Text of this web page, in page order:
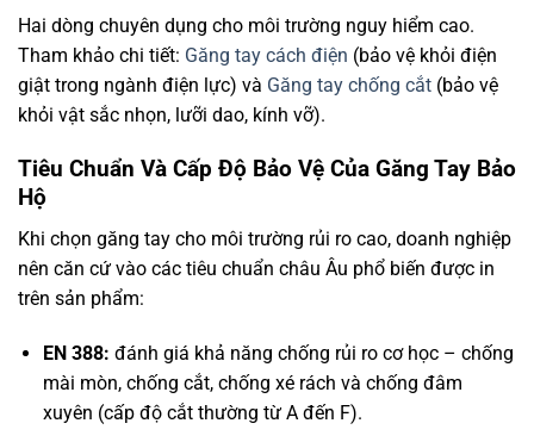
Hai dòng chuyên dụng cho môi trường nguy hiểm cao.
Tham khảo chi tiết: Găng tay cách điện (bảo vệ khỏi điện
giật trong ngành điện lực) và Găng tay chống cắt (bảo vệ
khỏi vật sắc nhọn, lưỡi dao, kính vỡ).
Tiêu Chuẩn Và Cấp Độ Bảo Vệ Của Găng Tay Bảo
Hộ
Khi chọn găng tay cho môi trường rủi ro cao, doanh nghiệp
nên căn cứ vào các tiêu chuẩn châu Âu phổ biến được in
trên sản phẩm:
EN 388: đánh giá khả năng chống rủi ro cơ học – chống
mài mòn, chống cắt, chống xé rách và chống đâm
xuyên (cấp độ cắt thường từ A đến F).